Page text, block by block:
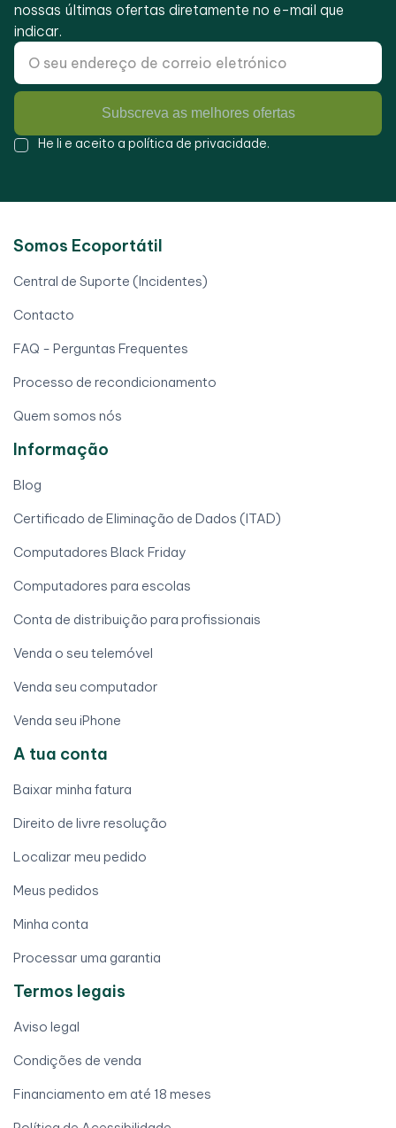
nossas últimas ofertas diretamente no e-mail que
indicar.
Subscreva as melhores ofertas
He li e aceito a política de privacidade.
Somos Ecoportátil
Central de Suporte (Incidentes)
Contacto
FAQ - Perguntas Frequentes
Processo de recondicionamento
Quem somos nós
Informação
Blog
Certificado de Eliminação de Dados (ITAD)
Computadores Black Friday
Computadores para escolas
Conta de distribuição para profissionais
Venda o seu telemóvel
Venda seu computador
Venda seu iPhone
A tua conta
Baixar minha fatura
Direito de livre resolução
Localizar meu pedido
Meus pedidos
Minha conta
Processar uma garantia
Termos legais
Aviso legal
Condições de venda
Financiamento em até 18 meses